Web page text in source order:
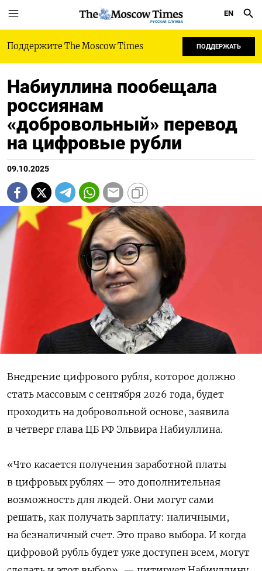
РУССКАЯ СЛУЖБА
EN
Поддержите The Moscow Times ПОДДЕРЖАТЬ
Набиуллина пообещала
россиянам
«добровольный» перевод
на цифровые рубли
09.10.2025
Внедрение цифрового рубля, которое должно
стать массовым с сентября 2026 года, будет
проходить на добровольной основе, заявила
в четверг глава ЦБ РФ Эльвира Набиуллина.
«Что касается получения заработной платы
в цифровых рублях — это дополнительная
возможность для людей. Они могут сами
решать, как получать зарплату: наличными,
на безналичный счет. Это право выбора. И когда
цифровой рубль будет уже доступен всем, могут